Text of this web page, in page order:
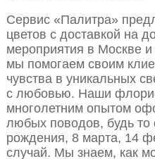
Сервис «Палитра»
цветов с доставкой на
мероприятия в Москве
мы помогаем своим
чувства в уникальных
с любовью. Наши
многолетним опытом
любых поводов, будь то
рождения, 8 марта, 14
случай. Мы знаем, как